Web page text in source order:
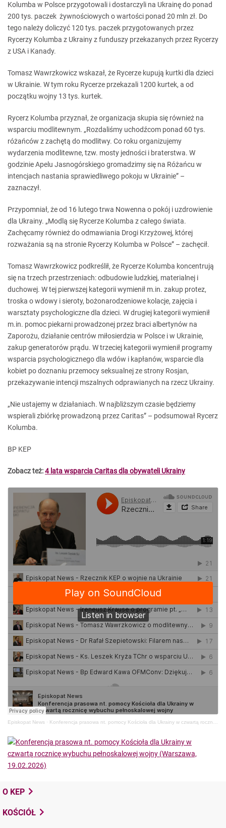
Kolumba w Polsce przygotowali i dostarczyli na Ukrainę do ponad
200 tys. paczek żywnościowych o wartości ponad 20 mln zł. Do
tego należy doliczyć 120 tys. paczek przygotowanych przez
Rycerzy Kolumba z Ukrainy z funduszy przekazanych przez Rycerzy
z USA i Kanady.
Tomasz Wawrzkowicz wskazał, że Rycerze kupują kurtki dla dzieci
w Ukrainie. W tym roku Rycerze przekazali 1200 kurtek, a od
początku wojny 13 tys. kurtek.
Rycerz Kolumba przyznał, że organizacja skupia się również na
wsparciu modlitewnym. „Rozdaliśmy uchodźcom ponad 60 tys.
różańców z zachętą do modlitwy. Co roku organizujemy
wydarzenia modlitewne, tzw. mosty jedności i braterstwa. W
godzinie Apelu Jasnogórskiego gromadzimy się na Różańcu w
intencjach nastania sprawiedliwego pokoju w Ukrainie” –
zaznaczył.
Przypomniał, że od 16 lutego trwa Nowenna o pokój i uzdrowienie
dla Ukrainy. „Modlą się Rycerze Kolumba z całego świata.
Zachęcamy również do odmawiania Drogi Krzyżowej, której
rozważania są na stronie Rycerzy Kolumba w Polsce” – zachęcił.
Tomasz Wawrzkowicz podkreślił, że Rycerze Kolumba koncentrują
się na trzech przestrzeniach: odbudowie ludzkiej, materialnej i
duchowej. W tej pierwszej kategorii wymienił m.in. zakup protez,
troska o wdowy i sieroty, bożonarodzeniowe kolacje, zajęcia i
warsztaty psychologiczne dla dzieci. W drugiej kategorii wymienił
m.in. pomoc piekarni prowadzonej przez braci albertynów na
Zaporożu, działanie centrów miłosierdzia w Polsce i w Ukrainie,
zakup generatorów prądu. W trzeciej kategorii wymienił programy
wsparcia psychologicznego dla wdów i kapłanów, wsparcie dla
kobiet po doznaniu przemocy seksualnej ze strony Rosjan,
przekazywanie intencji mszalnych odprawianych na rzecz Ukrainy.
„Nie ustajemy w działaniach. W najbliższym czasie będziemy
wspierali zbiórkę prowadzoną przez Caritas” – podsumował Rycerz
Kolumba.
BP KEP
Zobacz też:4 lata wsparcia Caritas dla obywateli Ukrainy
Episkopat News · Konferencja prasowa nt. pomocy Kościoła dla Ukrainy w czwartą rocznicę wybuchu pełnoskalowej wojny
O KEP
KOŚCIÓŁ